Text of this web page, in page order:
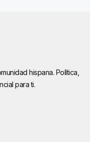
hispana. Política,
para ti.